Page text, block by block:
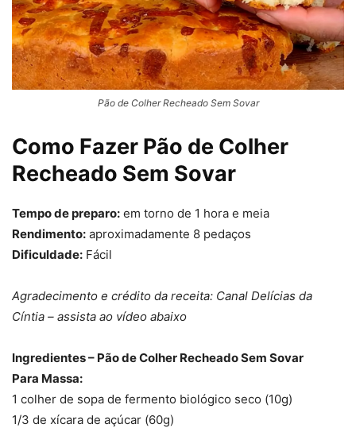
Pão de Colher Recheado Sem Sovar
Como Fazer Pão de Colher
Recheado Sem Sovar
Tempo de preparo: em torno de 1 hora e meia
Rendimento: aproximadamente 8 pedaços
Dificuldade: Fácil
Agradecimento e crédito da receita: Canal Delícias da
Cíntia – assista ao vídeo abaixo
Ingredientes – Pão de Colher Recheado Sem Sovar
Para Massa:
1 colher de sopa de fermento biológico seco (10g)
1/3 de xícara de açúcar (60g)